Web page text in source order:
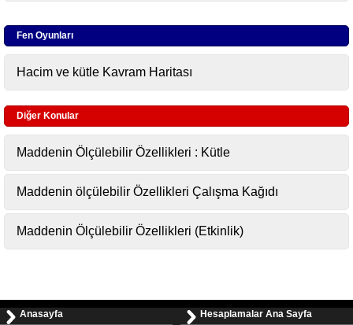
Fen Oyunları
Hacim ve kütle Kavram Haritası
Diğer Konular
Maddenin Ölçülebilir Özellikleri : Kütle
Maddenin ölçülebilir Özellikleri Çalışma Kağıdı
Maddenin Ölçülebilir Özellikleri (Etkinlik)
Anasayfa
Hesaplamalar Ana Sayfa